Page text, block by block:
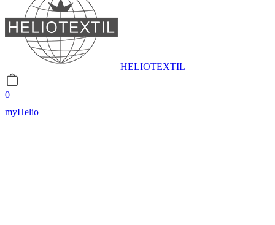
HELIOTEXTIL
0
myHelio